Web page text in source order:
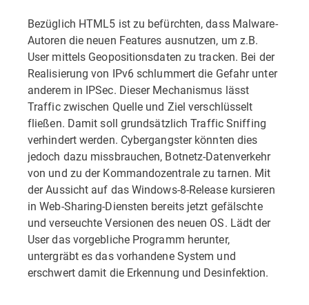
Bezüglich HTML5 ist zu befürchten, dass Malware-
Autoren die neuen Features ausnutzen, um z.B.
User mittels Geopositionsdaten zu tracken. Bei der
Realisierung von IPv6 schlummert die Gefahr unter
anderem in IPSec. Dieser Mechanismus lässt
Traffic zwischen Quelle und Ziel verschlüsselt
fließen. Damit soll grundsätzlich Traffic Sniffing
verhindert werden. Cybergangster könnten dies
jedoch dazu missbrauchen, Botnetz-Datenverkehr
von und zu der Kommandozentrale zu tarnen. Mit
der Aussicht auf das Windows-8-Release kursieren
in Web-Sharing-Diensten bereits jetzt gefälschte
und verseuchte Versionen des neuen OS. Lädt der
User das vorgebliche Programm herunter,
untergräbt es das vorhandene System und
erschwert damit die Erkennung und Desinfektion.